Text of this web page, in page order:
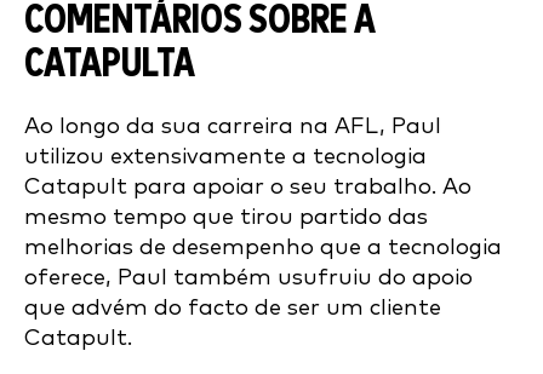
COMENTÁRIOS SOBRE A
CATAPULTA
Ao longo da sua carreira na AFL, Paul
utilizou extensivamente a tecnologia
Catapult para apoiar o seu trabalho. Ao
mesmo tempo que tirou partido das
melhorias de desempenho que a tecnologia
oferece, Paul também usufruiu do apoio
que advém do facto de ser um cliente
Catapult.